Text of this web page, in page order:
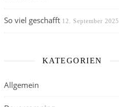
So viel geschafft 12. September 2025
KATEGORIEN
Allgemein